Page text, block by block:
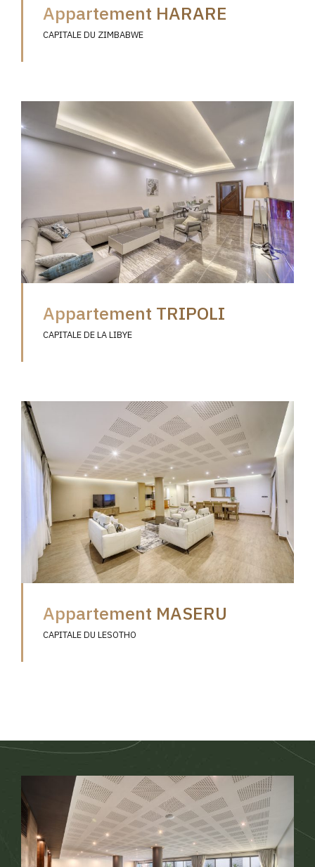
Appartement HARARE
CAPITALE DU ZIMBABWE
Appartement TRIPOLI
CAPITALE DE LA LIBYE
Appartement MASERU
CAPITALE DU LESOTHO